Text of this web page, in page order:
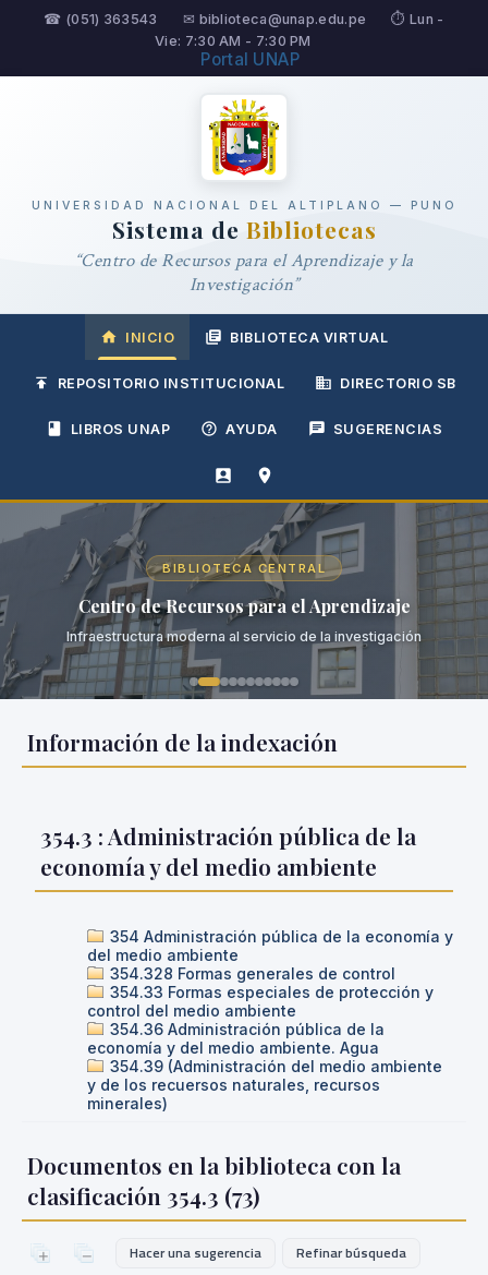
☎ (051) 363543 ✉ biblioteca@unap.edu.pe
⏱ Lun -
Vie: 7:30 AM - 7:30 PM
Portal UNAP
UNIVERSIDAD NACIONAL DEL ALTIPLANO — PUNO
Sistema de Bibliotecas
“Centro de Recursos para el Aprendizaje y la
Investigación”
INICIO BIBLIOTECA VIRTUAL
REPOSITORIO INSTITUCIONAL DIRECTORIO SB
LIBROS UNAP AYUDA SUGERENCIAS
BIBLIOTECA CENTRAL
Centro de Recursos para el Aprendizaje
Infraestructura moderna al servicio de la investigación
Información de la indexación
354.3 : Administración pública de la
economía y del medio ambiente
354 Administración pública de la economía y
del medio ambiente
354.328 Formas generales de control
354.33 Formas especiales de protección y
control del medio ambiente
354.36 Administración pública de la
economía y del medio ambiente. Agua
354.39 (Administración del medio ambiente
y de los recuersos naturales, recursos
minerales)
Documentos en la biblioteca con la
clasificación 354.3 (73)
Hacer una sugerencia Refinar búsqueda